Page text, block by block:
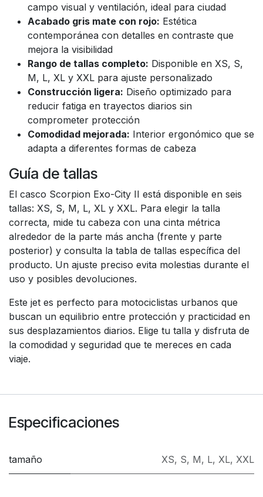
campo visual y ventilación, ideal para ciudad
Acabado gris mate con rojo: Estética
contemporánea con detalles en contraste que
mejora la visibilidad
Rango de tallas completo: Disponible en XS, S,
M, L, XL y XXL para ajuste personalizado
Construcción ligera: Diseño optimizado para
reducir fatiga en trayectos diarios sin
comprometer protección
Comodidad mejorada: Interior ergonómico que se
adapta a diferentes formas de cabeza
Guía de tallas
El casco Scorpion Exo-City II está disponible en seis
tallas: XS, S, M, L, XL y XXL. Para elegir la talla
correcta, mide tu cabeza con una cinta métrica
alrededor de la parte más ancha (frente y parte
posterior) y consulta la tabla de tallas específica del
producto. Un ajuste preciso evita molestias durante el
uso y posibles devoluciones.
Este jet es perfecto para motociclistas urbanos que
buscan un equilibrio entre protección y practicidad en
sus desplazamientos diarios. Elige tu talla y disfruta de
la comodidad y seguridad que te mereces en cada
viaje.
Especificaciones
tamaño XS, S, M, L, XL, XXL